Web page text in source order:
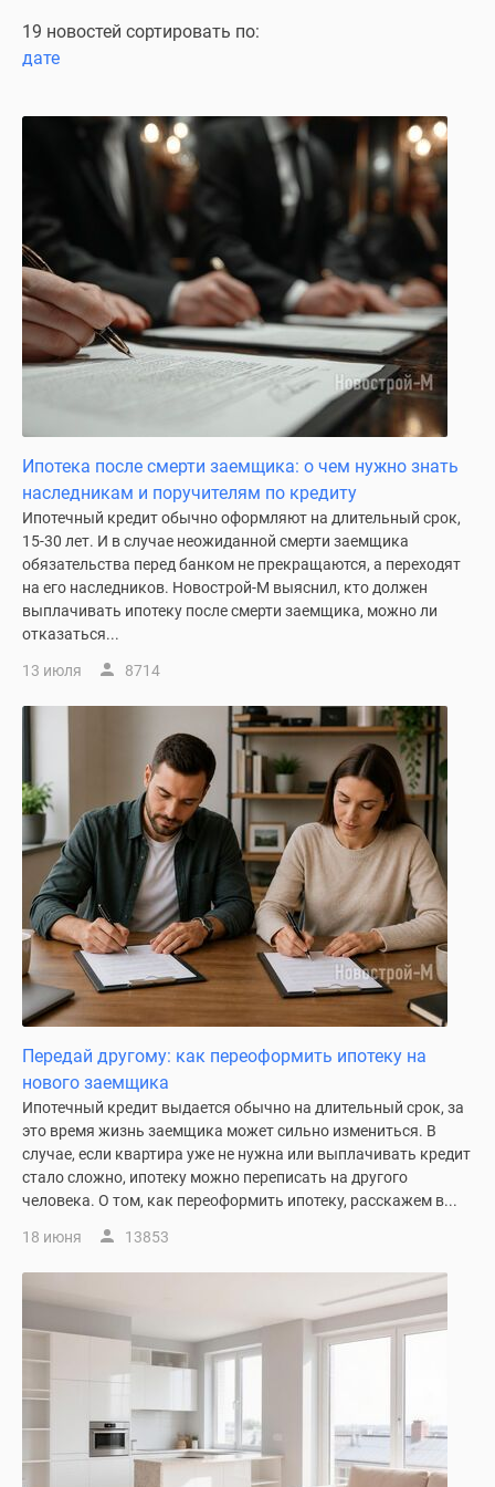
Специальные
предложения
застройщики
новостроек
Видеообзор
новостроек
Экспертиза
новостроек
Экология
Студии
комнатные
комнатные
комнатные
Квартиры
карте
Семейная
ипотека
Военная
ипотека
Банки
программы
Медиа
Новости
недвижимости
Мнение
эксперта
Аналитика
рынка
Покупателю
Экспертиза
Эксперты
авторы
Реклама
сайте
19 новостей сортировать по:
дате
Ипотека после смерти заемщика: о чем нужно знать
наследникам и поручителям по кредиту
Ипотечный кредит обычно оформляют на длительный срок,
15-30 лет. И в случае неожиданной смерти заемщика
обязательства перед банком не прекращаются, а переходят
на его наследников. Новострой-М выяснил, кто должен
выплачивать ипотеку после смерти заемщика, можно ли
отказаться...
13 июля 8714
Передай другому: как переоформить ипотеку на
нового заемщика
Ипотечный кредит выдается обычно на длительный срок, за
это время жизнь заемщика может сильно измениться. В
случае, если квартира уже не нужна или выплачивать кредит
стало сложно, ипотеку можно переписать на другого
человека. О том, как переоформить ипотеку, расскажем в...
18 июня 13853